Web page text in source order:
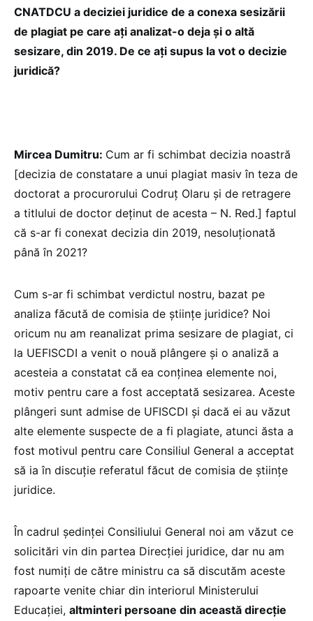
CNATDCU a deciziei juridice de a conexa sesizării
de plagiat pe care ați analizat-o deja și o altă
sesizare, din 2019. De ce ați supus la vot o decizie
juridică?
Mircea Dumitru: Cum ar fi schimbat decizia noastră
[decizia de constatare a unui plagiat masiv în teza de
doctorat a procurorului Codruț Olaru și de retragere
a titlului de doctor deținut de acesta – N. Red.] faptul
că s-ar fi conexat decizia din 2019, nesoluționată
până în 2021?
Cum s-ar fi schimbat verdictul nostru, bazat pe
analiza făcută de comisia de științe juridice? Noi
oricum nu am reanalizat prima sesizare de plagiat, ci
la UEFISCDI a venit o nouă plângere și o analiză a
acesteia a constatat că ea conținea elemente noi,
motiv pentru care a fost acceptată sesizarea. Aceste
plângeri sunt admise de UFISCDI și dacă ei au văzut
alte elemente suspecte de a fi plagiate, atunci ăsta a
fost motivul pentru care Consiliul General a acceptat
să ia în discuție referatul făcut de comisia de științe
juridice.
În cadrul ședinței Consiliului General noi am văzut ce
solicitări vin din partea Direcției juridice, dar nu am
fost numiți de către ministru ca să discutăm aceste
rapoarte venite chiar din interiorul Ministerului
Educației, altminteri persoane din această direcție